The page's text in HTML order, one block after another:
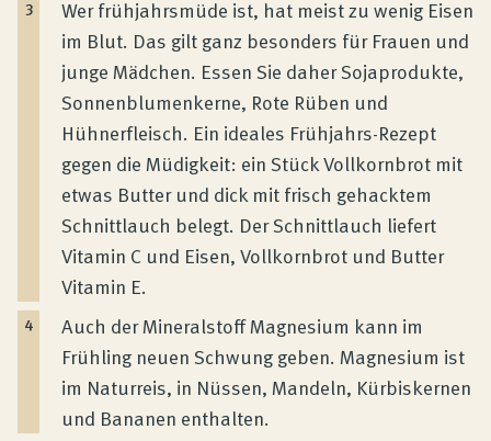
Wer frühjahrsmüde ist, hat meist zu wenig Eisen
im Blut. Das gilt ganz besonders für Frauen und
junge Mädchen. Essen Sie daher Sojaprodukte,
Sonnenblumenkerne, Rote Rüben und
Hühnerfleisch. Ein ideales Frühjahrs-Rezept
gegen die Müdigkeit: ein Stück Vollkornbrot mit
etwas Butter und dick mit frisch gehacktem
Schnittlauch belegt. Der Schnittlauch liefert
Vitamin C und Eisen, Vollkornbrot und Butter
Vitamin E.
Auch der Mineralstoff Magnesium kann im
Frühling neuen Schwung geben. Magnesium ist
im Naturreis, in Nüssen, Mandeln, Kürbiskernen
und Bananen enthalten.